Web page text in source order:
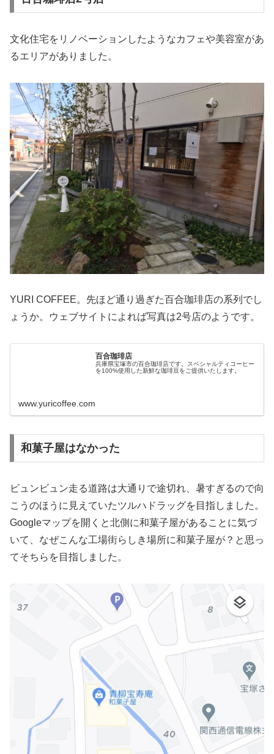
文化住宅をリノベーションしたようなカフェや美容室があ
るエリアがありました。
YURI COFFEE。先ほど通り過ぎた百合珈琲店の系列でし
ょうか。ウェブサイトによれば写真は2号店のようです。
百合珈琲店
兵庫県宝塚市の百合珈琲店です。スペシャルティコーヒー
を100%使用した新鮮な珈琲豆をご提供いたします。
www.yuricoffee.com
和菓子屋はなかった
ビュンビュン走る道路は大通りで途切れ、暑すぎるので向
こうのほうに見えていたツルハドラッグを目指しました。
Googleマップを開くと北側に和菓子屋があることに気づ
いて、なぜこんな工場街らしき場所に和菓子屋が？と思っ
てそちらを目指しました。